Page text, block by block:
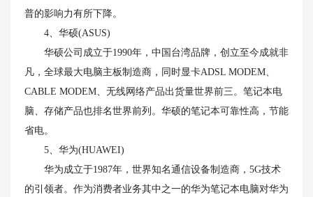
普的影响力有所下降。
4、华硕(ASUS)
华硕公司成立于1990年，中国台湾品牌，创立至今成就非
凡，全球最大电脑主板制造商，同时显卡ADSL MODEM、
CABLE MODEM、无线网络产品出货量世界前三。笔记本电
脑、存储产品也排名世界前列。华硕的笔记本可靠性高，节能
省电。
5、华为(HUAWEI)
华为成立于1987年，世界知名通信设备制造商，5G技术
的引领者。作为消费者业务其中之一的华为笔记本电脑对华为